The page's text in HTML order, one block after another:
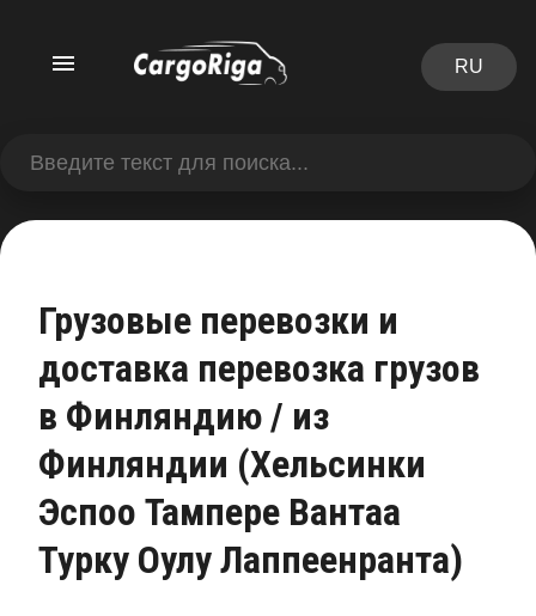
RU
Грузовые перевозки и
доставка перевозка грузов
в Финляндию / из
Финляндии (Хельсинки
Эспоо Тампере Вантаа
Турку Оулу Лаппеенранта)